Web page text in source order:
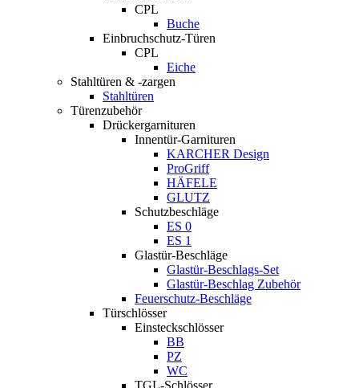
CPL
Buche
Einbruchschutz-Türen
CPL
Eiche
Stahltüren & -zargen
Stahltüren
Türenzubehör
Drückergarnituren
Innentür-Garnituren
KARCHER Design
ProGriff
HÄFELE
GLUTZ
Schutzbeschläge
ES 0
ES 1
Glastür-Beschläge
Glastür-Beschlags-Set
Glastür-Beschlag Zubehör
Feuerschutz-Beschläge
Türschlösser
Einsteckschlösser
BB
PZ
WC
TGL-Schlösser